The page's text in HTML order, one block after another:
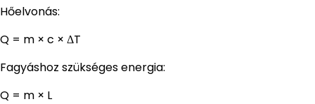
Hőelvonás:
Q = m × c × ΔT
Fagyáshoz szükséges energia:
Q = m × L